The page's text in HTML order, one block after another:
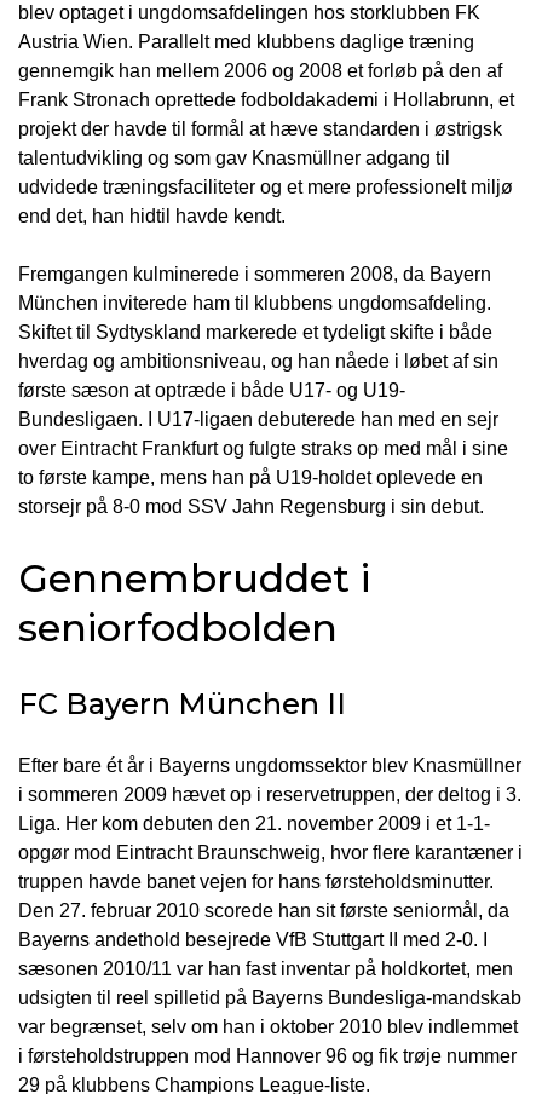
blev optaget i ungdomsafdelingen hos storklubben FK
Austria Wien. Parallelt med klubbens daglige træning
gennemgik han mellem 2006 og 2008 et forløb på den af
Frank Stronach oprettede fodboldakademi i Hollabrunn, et
projekt der havde til formål at hæve standarden i østrigsk
talentudvikling og som gav Knasmüllner adgang til
udvidede træningsfaciliteter og et mere professionelt miljø
end det, han hidtil havde kendt.
Fremgangen kulminerede i sommeren 2008, da Bayern
München inviterede ham til klubbens ungdomsafdeling.
Skiftet til Sydtyskland markerede et tydeligt skifte i både
hverdag og ambitionsniveau, og han nåede i løbet af sin
første sæson at optræde i både U17- og U19-
Bundesligaen. I U17-ligaen debuterede han med en sejr
over Eintracht Frankfurt og fulgte straks op med mål i sine
to første kampe, mens han på U19-holdet oplevede en
storsejr på 8-0 mod SSV Jahn Regensburg i sin debut.
Gennembruddet i
seniorfodbolden
FC Bayern München II
Efter bare ét år i Bayerns ungdomssektor blev Knasmüllner
i sommeren 2009 hævet op i reservetruppen, der deltog i 3.
Liga. Her kom debuten den 21. november 2009 i et 1-1-
opgør mod Eintracht Braunschweig, hvor flere karantæner i
truppen havde banet vejen for hans førsteholdsminutter.
Den 27. februar 2010 scorede han sit første seniormål, da
Bayerns andethold besejrede VfB Stuttgart II med 2-0. I
sæsonen 2010/11 var han fast inventar på holdkortet, men
udsigten til reel spilletid på Bayerns Bundesliga-mandskab
var begrænset, selv om han i oktober 2010 blev indlemmet
i førsteholdstruppen mod Hannover 96 og fik trøje nummer
29 på klubbens Champions League-liste.